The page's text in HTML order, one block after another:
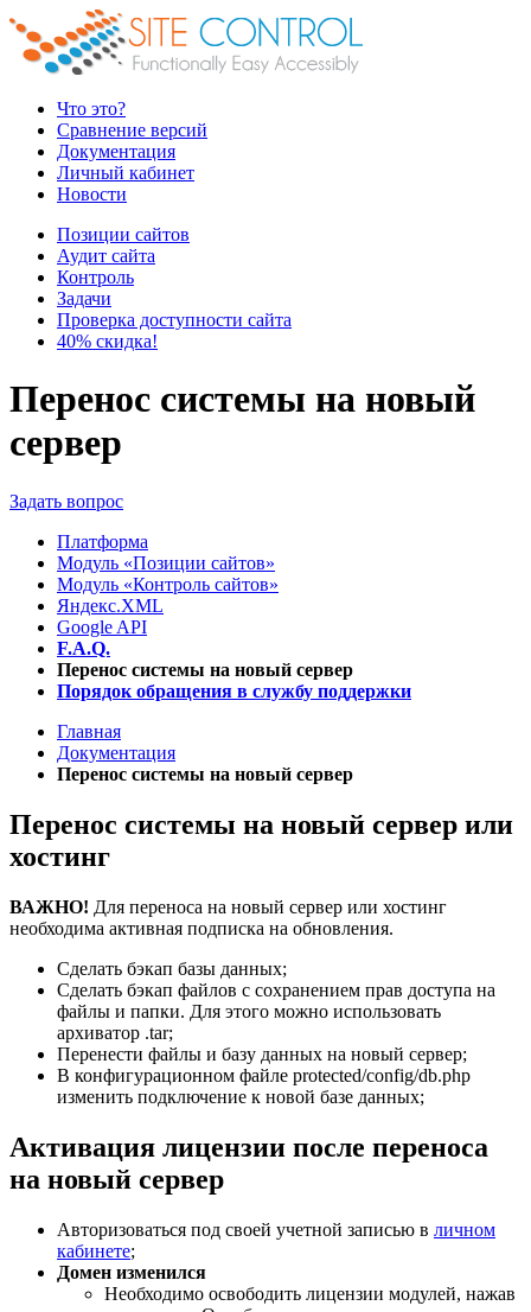
Что это?
Сравнение версий
Документация
Личный кабинет
Новости
Позиции сайтов
Аудит сайта
Контроль
Задачи
Проверка доступности сайта
40% скидка!
Перенос системы на новый
сервер
Задать вопрос
Платформа
Модуль «Позиции сайтов»
Модуль «Контроль сайтов»
Яндекс.XML
Google API
F.A.Q.
Перенос системы на новый сервер
Порядок обращения в службу поддержки
Главная
Документация
Перенос системы на новый сервер
Перенос системы на новый сервер или
хостинг
ВАЖНО! Для переноса на новый сервер или хостинг
необходима активная подписка на обновления.
Сделать бэкап базы данных;
Сделать бэкап файлов с сохранением прав доступа на
файлы и папки. Для этого можно использовать
архиватор .tar;
Перенести файлы и базу данных на новый сервер;
В конфигурационном файле protected/config/db.php
изменить подключение к новой базе данных;
Активация лицензии после переноса
на новый сервер
Авторизоваться под своей учетной записью в личном
кабинете;
Домен изменился
Необходимо освободить лицензии модулей, нажав